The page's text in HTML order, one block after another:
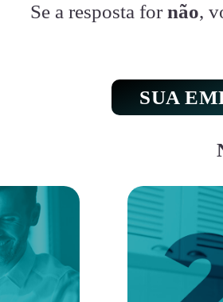
Se a resposta for não,
SUA